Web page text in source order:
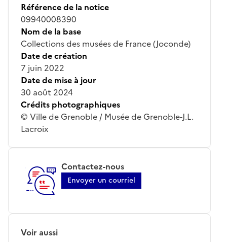
Référence de la notice
09940008390
Nom de la base
Collections des musées de France (Joconde)
Date de création
7 juin 2022
Date de mise à jour
30 août 2024
Crédits photographiques
© Ville de Grenoble / Musée de Grenoble-J.L.
Lacroix
Contactez-nous
Envoyer un courriel
Voir aussi